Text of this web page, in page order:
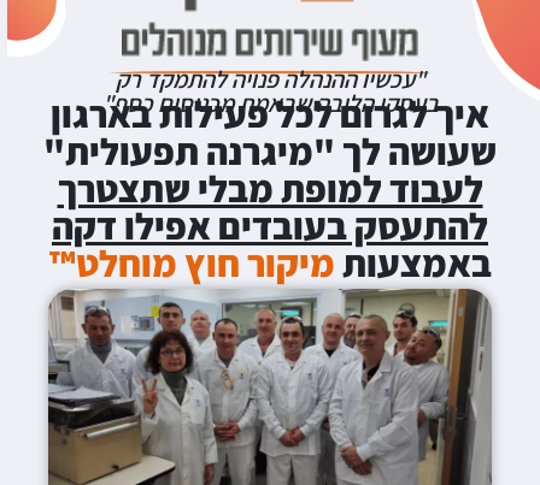
"עכשיו ההנהלה פנויה להתמקד רק
בעסקי הליבה שבאמת מכניסים כסף"
איך לגרום לכל פעילות בארגון
שעושה לך "מיגרנה תפעולית"
לעבוד למופת מבלי שתצטרך
להתעסק בעובדים אפילו דקה
באמצעותמיקור חוץ מוחלט™